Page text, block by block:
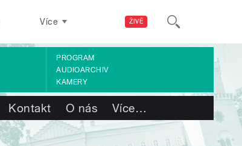
ŽIVĚ
Více
PROGRAM
AUDIOARCHIV
KAMERY
Kontakt O nás Více…